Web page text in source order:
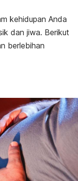
kehidupan Anda
dan jiwa. Berikut
berlebihan